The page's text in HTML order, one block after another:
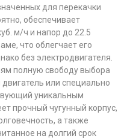
для перекачки
обеспечивает
м/ч и напор до 22.5
что облегчает его
без электродвигателя.
полную свободу выбора
или специально
уникальным
прочный чугунный корпус,
а также
на долгий срок